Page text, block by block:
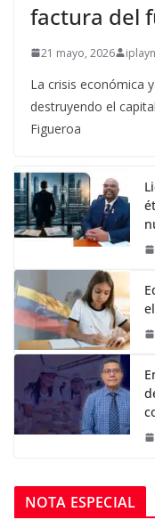
factura del
21 mayo, 2026
La crisis económica
destruyendo el
Figueroa
NOTA ESPECIAL